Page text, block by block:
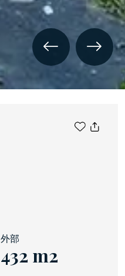
外部
432 m2